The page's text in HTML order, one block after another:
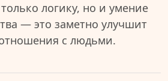
логику, но и умение
— это заметно улучшит
с людьми.